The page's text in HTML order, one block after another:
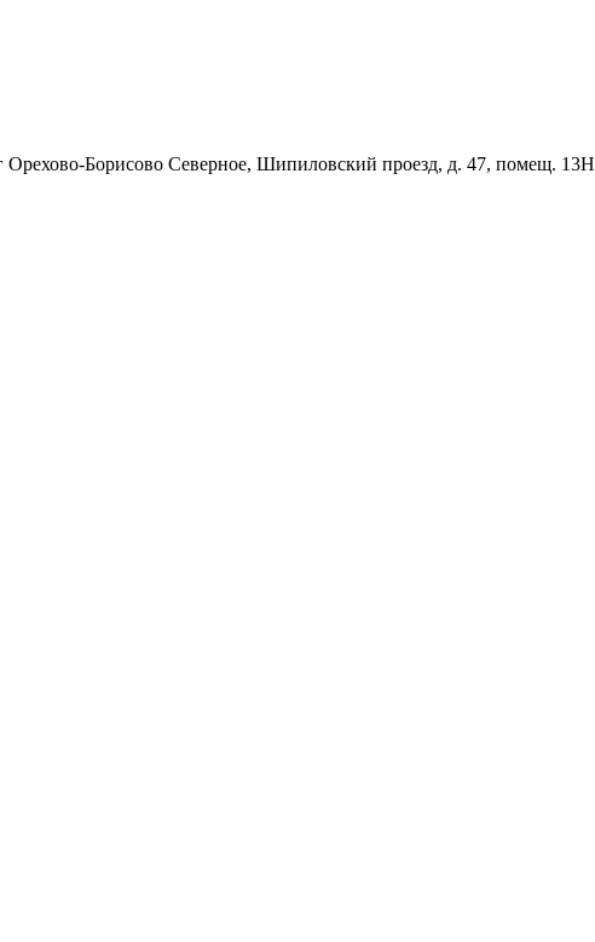
Орехово-Борисово Северное, Шипиловский проезд, д. 47, помещ. 13Н